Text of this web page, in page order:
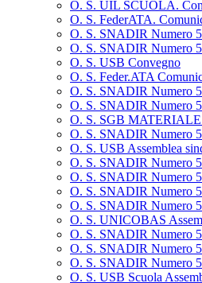
O. S. UIL SCUOLA.
O. S. FederATA.
O. S. SNADIR Numero
O. S. SNADIR Numero
O. S. USB Convegno
O. S. Feder.ATA
O. S. SNADIR Numero
O. S. SNADIR Numero
O. S. SGB
O. S. SNADIR Numero
O. S. USB Assemblea
O. S. SNADIR Numero
O. S. SNADIR Numero
O. S. SNADIR Numero
O. S. SNADIR Numero
O. S. UNICOBAS
O. S. SNADIR Numero
O. S. SNADIR Numero
O. S. SNADIR Numero
O. S. USB Scuola